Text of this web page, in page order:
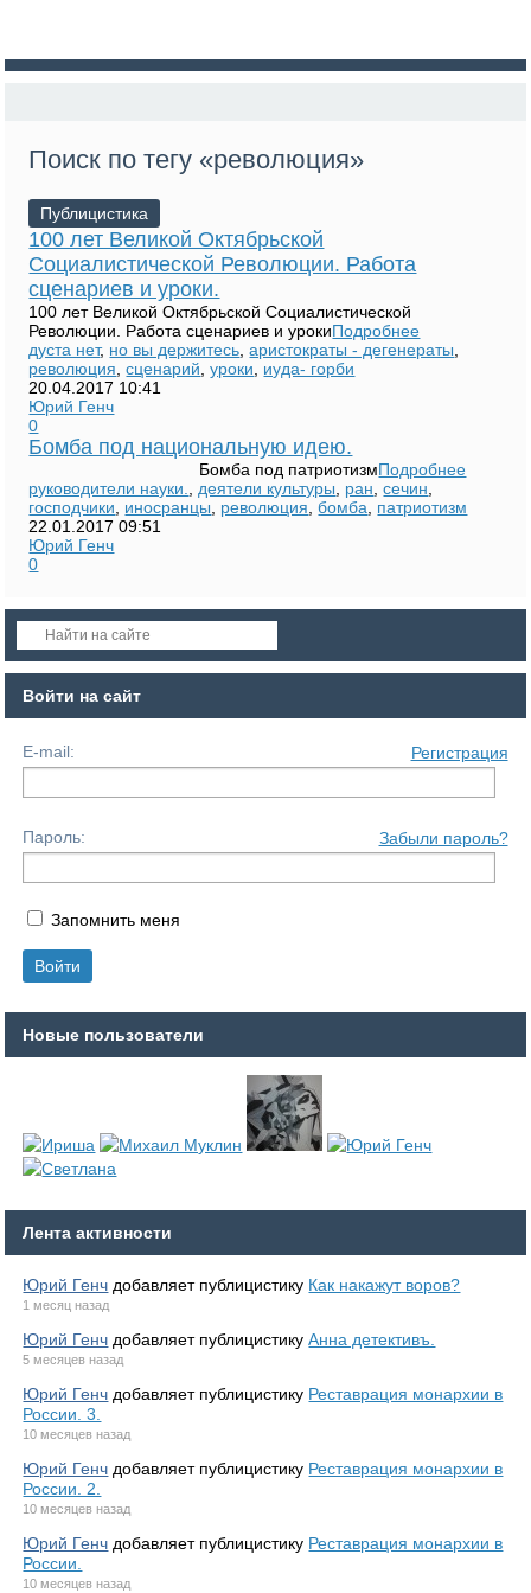
Поиск по тегу «революция»
Публицистика
100 лет Великой Октябрьской
Социалистической Революции. Работа
сценариев и уроки.
100 лет Великой Октябрьской Социалистической
Революции. Работа сценариев и урокиПодробнее
дуста нет, но вы держитесь ,аристократы - дегенераты
революция ,сценарий ,уроки
иуда- горби
20.04.2017 10:41
Юрий Генч
0
Бомба под национальную идею.
Бомба под патриотизмПодробнее
руководители науки.
деятели культуры ран ,сечин
господчики
иносранцы революция ,бомба
патриотизм
22.01.201709:51
Юрий Генч
0
Войти на сайт
E-mail: Регистрация
Пароль: Забыли пароль?
Запомнить меня
Новые пользователи
Лента активности
Юрий Генч добавляет публицистику Как накажут воров?
1 месяц назад
Юрий Генч добавляет публицистикуАнна детективъ.
5 месяцев назад
Юрий Генч добавляет публицистику Реставрация монархии в
России. 3.
10 месяцев назад
Юрий Генч добавляет публицистику Реставрация монархии в
России. 2.
10 месяцев назад
Юрий Генч добавляет публицистику Реставрация монархии в
России.
10 месяцев назад